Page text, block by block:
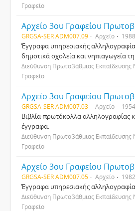
Γραφείο
GRGSA-SER ADM007.09 Αρχείο
Έγγραφα υπηρεσιακής
δημοτικά σχολεία και νηπιαγωγεία
Διεύθυνση Πρωτοβάθμιας
Γραφείο
GRGSA-SER ADM007.03 Αρχείο
Βιβλία-πρωτόκολλα αλληλογραφίας
έγγραφα.
Διεύθυνση Πρωτοβάθμιας
Γραφείο
GRGSA-SER ADM007.05 Αρχείο
Έγγραφα υπηρεσιακής
Διεύθυνση Πρωτοβάθμιας
Γραφείο